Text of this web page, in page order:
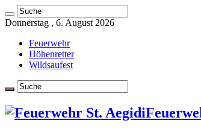
Donnerstag , 6. August 2026
Feuerwehr
Höhenretter
Wildsaufest